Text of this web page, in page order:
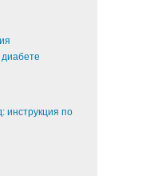
инструкция по